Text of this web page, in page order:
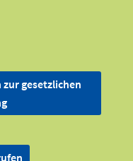
gesetzlichen